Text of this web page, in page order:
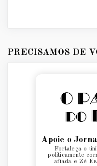
PRECISAMOS DE
Apoie o
Fortaleça o
politicamente
afiada e Zé